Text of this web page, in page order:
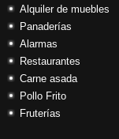
Alquiler de muebles
Panaderías
Alarmas
Restaurantes
Carne asada
Pollo Frito
Fruterías